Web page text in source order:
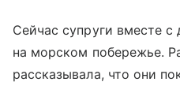
Сейчас супруги вместе
на морском побережье.
рассказывала, что они